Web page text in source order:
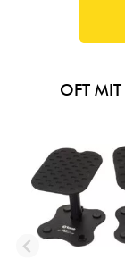
OFT